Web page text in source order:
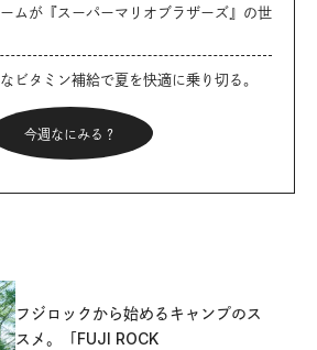
ムが『スーパーマリオブラザーズ』の世
ビタミン補給で夏を快適に乗り切る。
今週なにみる？
フジロックから始めるキャンプのス
スメ。「FUJI ROCK